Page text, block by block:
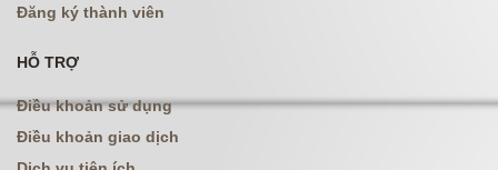
Đăng ký thành viên
HỖ TRỢ
Điều khoản sử dụng
Điều khoản giao dịch